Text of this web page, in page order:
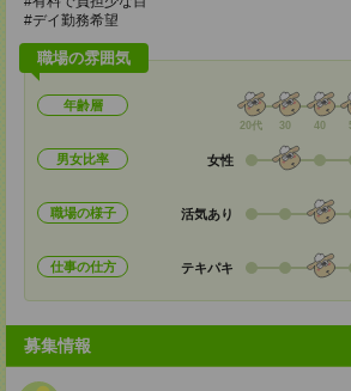
#デイ勤務希望
職場の雰囲気
年齢層
20代 30 40
男女比率 女性
職場の様子 活気あり
仕事の仕方 テキパキ
募集情報